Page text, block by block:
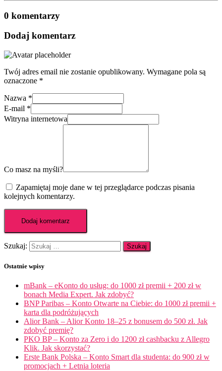
0 komentarzy
Dodaj komentarz
Twój adres email nie zostanie opublikowany. Wymagane pola są
oznaczone *
Nazwa *
E-mail *
Witryna internetowa
Co masz na myśli?
Zapamiętaj moje dane w tej przeglądarce podczas pisania
kolejnych komentarzy.
Szukaj:
Ostatnie wpisy
mBank – eKonto do usług: do 1000 zł premii + 200 zł w
bonach Media Expert. Jak zdobyć?
BNP Paribas – Konto Otwarte na Ciebie: do 1000 zł premii +
karta dla podróżujących
Alior Bank – Alior Konto 18–25 z bonusem do 500 zł. Jak
zdobyć premię?
PKO BP – Konto za Zero i do 1200 zł cashbacku z Allegro
Klik. Jak skorzystać?
Erste Bank Polska – Konto Smart dla studenta: do 900 zł w
promocjach + Letnia loteria